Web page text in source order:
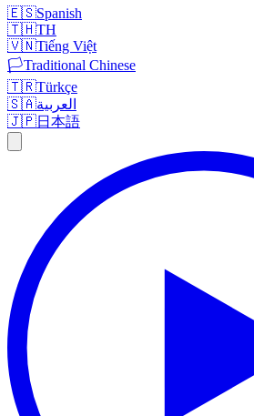
🇪🇸Spanish
🇹🇭TH
🇻🇳Tiếng Việt
🏳️Traditional Chinese
🇹🇷Türkçe
🇸🇦العربية
🇯🇵日本語